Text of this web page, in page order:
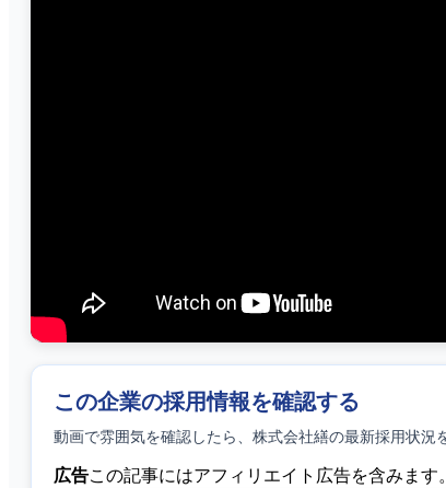
この企業の採用情報を確認する
動画で雰囲気を確認したら、 株式会社繕の最新採用状況
広告この記事にはアフィリエイト広告を含みます。